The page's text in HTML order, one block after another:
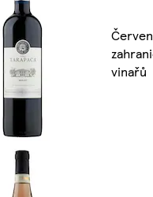
vinařů